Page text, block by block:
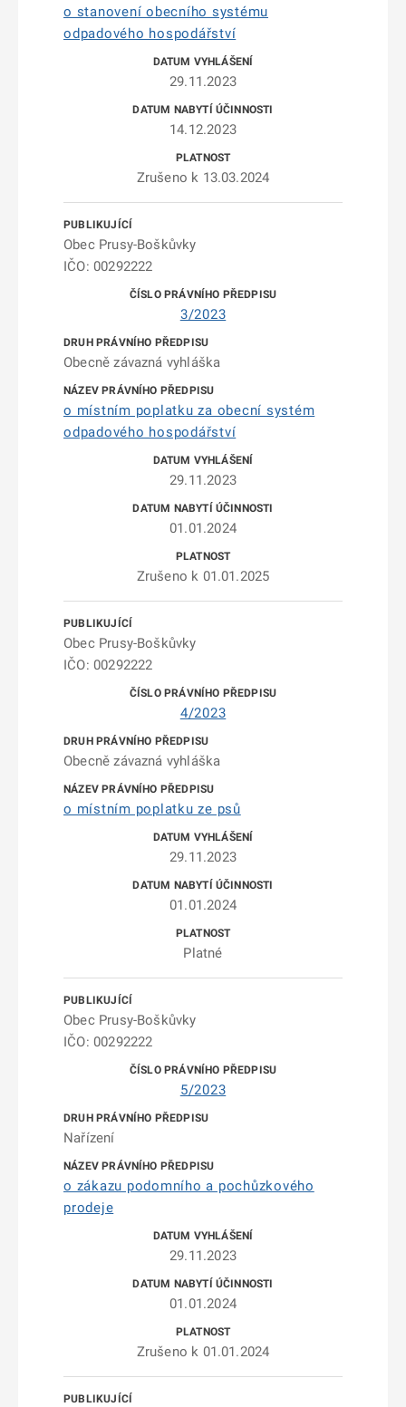
o stanovení obecního systému
odpadového hospodářství
29.11.2023
14.12.2023
Zrušeno k 13.03.2024
Obec Prusy-Boškůvky
IČO: 00292222
3/2023
Obecně závazná vyhláška
o místním poplatku za obecní systém
odpadového hospodářství
29.11.2023
01.01.2024
Zrušeno k 01.01.2025
Obec Prusy-Boškůvky
IČO: 00292222
4/2023
Obecně závazná vyhláška
o místním poplatku ze psů
29.11.2023
01.01.2024
Platné
Obec Prusy-Boškůvky
IČO: 00292222
5/2023
Nařízení
o zákazu podomního a pochůzkového
prodeje
29.11.2023
01.01.2024
Zrušeno k 01.01.2024